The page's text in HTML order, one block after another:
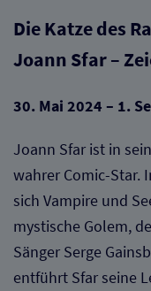
Die Katze des
Joann Sfar –
30. Mai 2024 – 1.
Joann Sfar ist in
wahrer Comic-Star.
sich Vampire und
mystische Golem,
Sänger Serge
entführt Sfar seine